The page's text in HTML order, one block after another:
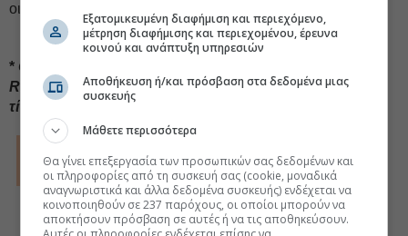
οικονομική δύναμη της περιοχής.
* Ο συγγραφέας του άρθρου είναι πρόεδρος του
Rockefeller International. Το τελευταίο του βιβλίο έχει
τίτλο «What Went Wrong With Capitalism».
FT and Financial Times are trademarks of the Financial Times
Ltd.
Not to be redistributed, copied or modified in any way.
Euro2day.gr is solely responsible for providing this translation
and the Financial Times Limited does not accept any liability
Εξατομικευμένη διαφήμιση και περιεχόμενο,
μέτρηση διαφήμισης και περιεχομένου, έρευνα
κοινού και ανάπτυξη υπηρεσιών
Αποθήκευση ή/και πρόσβαση στα δεδομένα μιας
συσκευής
Μάθετε περισσότερα
Θα γίνει επεξεργασία των προσωπικών σας δεδομένων και
οι πληροφορίες από τη συσκευή σας (cookie, μοναδικά
αναγνωριστικά και άλλα δεδομένα συσκευής) ενδέχεται να
κοινοποιηθούν σε 237 παρόχους, οι οποίοι μπορούν να
αποκτήσουν πρόσβαση σε αυτές ή να τις αποθηκεύσουν.